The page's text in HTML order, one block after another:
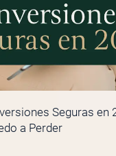
Seguras en
a Perder